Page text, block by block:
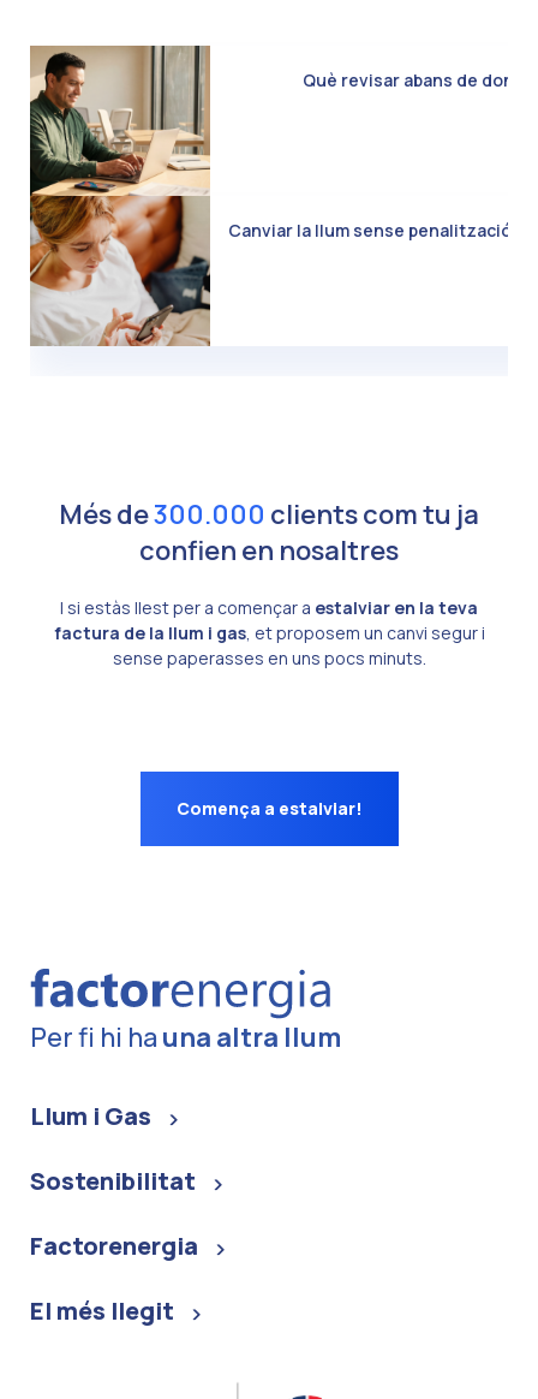
Què revisar abans de
Canviar la llum sense penalització:
Més de300.000 clients com tu ja
confien en nosaltres
I si estàs llest per a començar a estalviar en la teva
factura de la llum i gas, et proposem un canvi segur i
sense paperasses en uns pocs minuts.
Comença a estalviar!
Per fi hi ha una altra llum
Llum i Gas
Sostenibilitat
Factorenergia
El més llegit